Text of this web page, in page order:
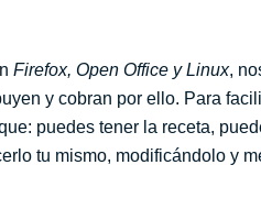
Firefox, Open Office y Linux,
y cobran por ello. Para
puedes tener la receta,
tu mismo, modificándolo y